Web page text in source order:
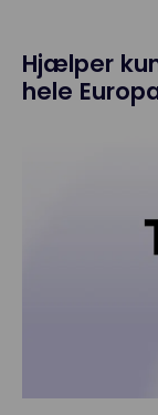
Hjælper
hele